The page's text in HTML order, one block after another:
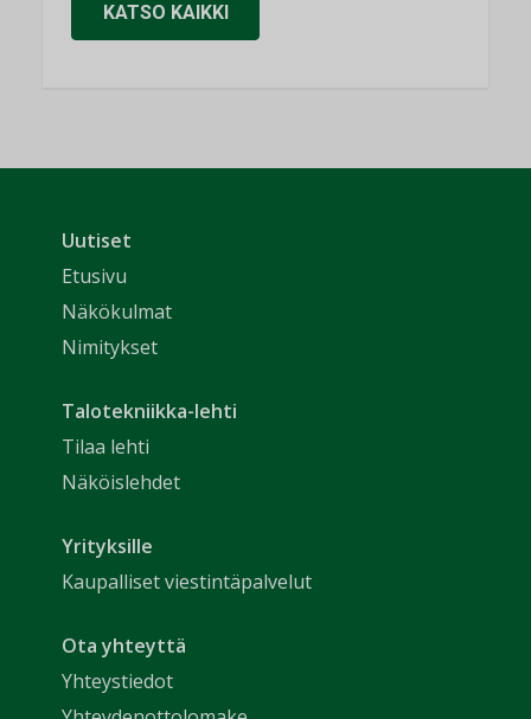
KATSO KAIKKI
Uutiset
Etusivu
Näkökulmat
Nimitykset
Talotekniikka-lehti
Tilaa lehti
Näköislehdet
Yrityksille
Kaupalliset viestintäpalvelut
Ota yhteyttä
Yhteystiedot